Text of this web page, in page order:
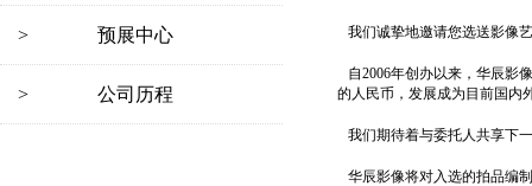
> 预展中心
> 公司历程
我们诚挚地邀请您选送影像
自2006年创办以来，华辰影
的人民币，发展成为目前国内
我们期待着与委托人共享下
华辰影像将对入选的拍品编